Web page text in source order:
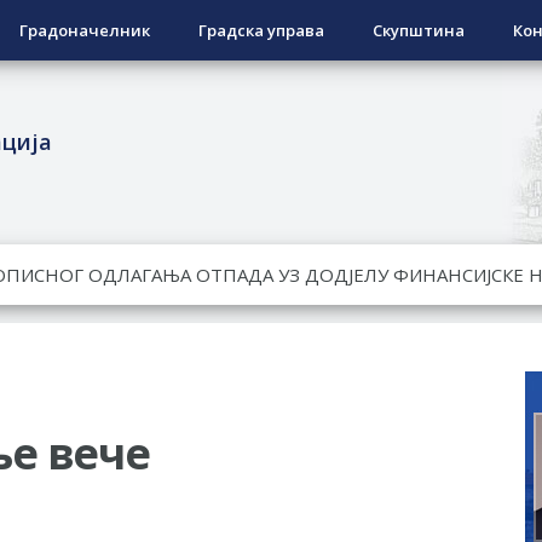
Градоначелник Градска управа Скупштина
СРЕДСТАВА ЗА СУФИНАНСИРАЊЕ КУПОВИНЕ
2026. ГОДИНУ
КОЈИ СУ ОСТВАРИЛИ ПРАВО НА ГРАДСКИ
ДВОРИШТЕ ИНДИВИДУАЛНИХ ДОМАЋИНСТАВА,
ЗАЈЕДНИЦАМА НА ТЕРИТОРИЈИ ГРАДА БИЈЕЉИНА
вече